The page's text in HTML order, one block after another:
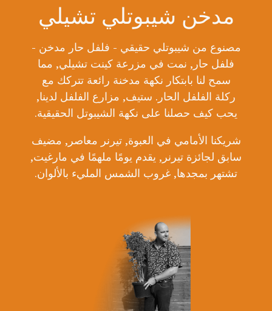
مدخن شيبوتلي تشيلي
مصنوع من شيبوتلي حقيقي - فلفل حار مدخن -
فلفل حار, نمت في مزرعة كينت تشيلي, مما
سمح لنا بابتكار نكهة مدخنة رائعة تتركك مع
ركلة الفلفل الحار. ستيف, مزارع الفلفل لدينا,
يحب كيف حصلنا على نكهة الشيبوتل الحقيقية.
شريكنا الأمامي في العبوة, تيرنر معاصر, مضيف
سابق لجائزة تيرنر, يقدم يومًا ملهمًا في مارغيت,
تشتهر بمجدها, غروب الشمس المليء بالألوان.